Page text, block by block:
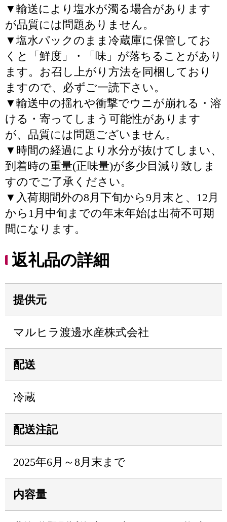
▼輸送により塩水が濁る場合があります
が品質には問題ありません。
▼塩水パックのまま冷蔵庫に保管してお
くと「鮮度」・「味」が落ちることがあり
ます。お召し上がり方法を同梱しており
ますので、必ずご一読下さい。
▼輸送中の揺れや衝撃でウニが崩れる・溶
ける・寄ってしまう可能性があります
が、品質には問題ございません。
▼時間の経過により水分が抜けてしまい、
到着時の重量(正味量)が多少目減り致しま
すのでご了承ください。
▼入荷期間外の8月下旬から9月末と、12月
から1月中旬までの年末年始は出荷不可期
間になります。
返礼品の詳細
提供元
マルヒラ渡邊水産株式会社
配送
冷蔵
配送注記
2025年6月～8月末まで
内容量